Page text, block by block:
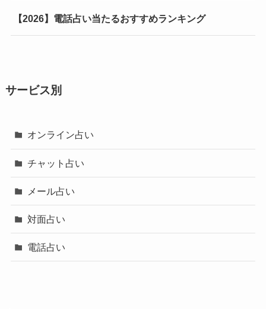
【2026】電話占い当たるおすすめランキング
サービス別
オンライン占い
チャット占い
メール占い
対面占い
電話占い